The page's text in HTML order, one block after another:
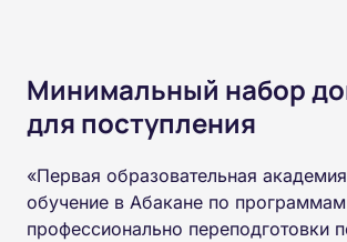
Минимальный набор
для поступления
«Первая образовательная
обучение в Абакане по программам
профессионально переподготовки